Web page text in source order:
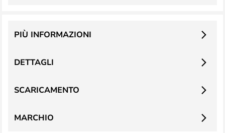
DETTAGLI
PIÙ INFORMAZIONI
SCARICAMENTO
MARCHIO